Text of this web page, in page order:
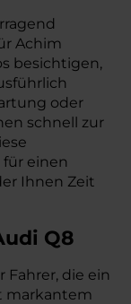
Achim
besichtigen,
oder
schnell zur
einen
Ihnen Zeit
Q8
Fahrer, die ein
markantem